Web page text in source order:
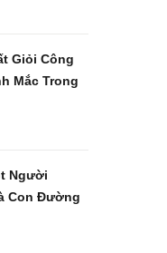
Giỏi Công
Mắc Trong
Người
Con Đường